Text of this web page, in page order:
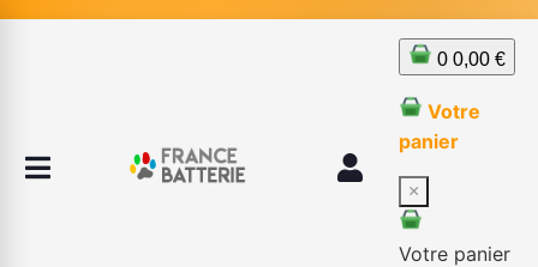
0 0,00 €
Votre
panier
×
Votre panier